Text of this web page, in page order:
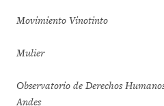
Movimiento Vinotinto
Mulier
Observatorio de Derechos
Andes